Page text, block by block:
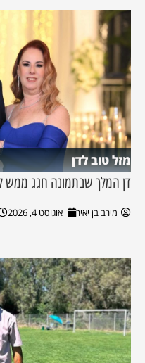
מזל טוב לדן
דן המלך שבתמונה חגג ממש
מירב בן יאיר אוגוסט 4, 2026